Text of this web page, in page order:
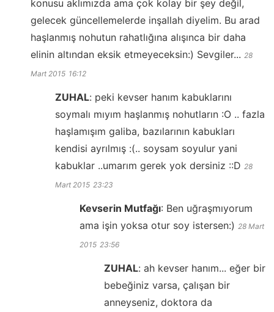
konusu aklımızda ama çok kolay bir şey değil,
gelecek güncellemelerde inşallah diyelim. Bu arad
haşlanmış nohutun rahatlığına alışınca bir daha
elinin altından eksik etmeyeceksin:) Sevgiler... 28
Mart 2015 16:12
ZUHAL: peki kevser hanım kabuklarını
soymalı mıyım haşlanmış nohutların :O .. fazla
haşlamışım galiba, bazılarının kabukları
kendisi ayrılmış :(.. soysam soyulur yani
kabuklar ..umarım gerek yok dersiniz ::D 28
Mart 2015 23:23
Kevserin Mutfağı: Ben uğraşmıyorum
ama işin yoksa otur soy istersen:) 28 Mart
2015 23:56
ZUHAL: ah kevser hanım... eğer bir
bebeğiniz varsa, çalışan bir
anneyseniz, doktora da